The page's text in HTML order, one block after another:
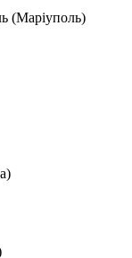
(Маріуполь)